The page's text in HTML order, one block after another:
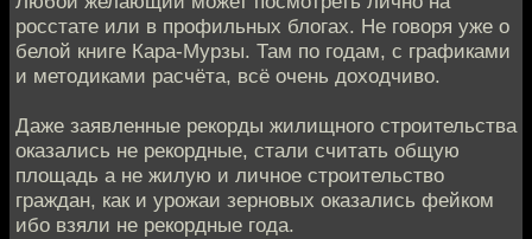
росстате или в профильных блогах. Не говоря уже о
белой книге Кара-Мурзы. Там по годам, с графиками
и методиками расчёта, всё очень доходчиво.
Даже заявленные рекорды жилищного строительства
оказались не рекордные, стали считать общую
площадь а не жилую и личное строительство
граждан, как и урожаи зерновых оказались фейком
ибо взяли не рекордные года.